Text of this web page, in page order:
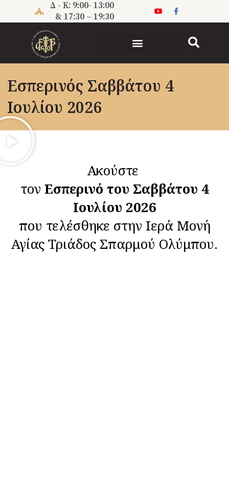
Δ - Κ: 9:00- 13:00
& 17:30 – 19:30
Εσπερινός Σαββάτου 4
Ιουλίου 2026
Ακούστε
τον Εσπερινό του Σαββάτου 4
Ιουλίου 2026
που τελέσθηκε στην Ιερά Μονή
Αγίας Τριάδος Σπαρμού Ολύμπου.